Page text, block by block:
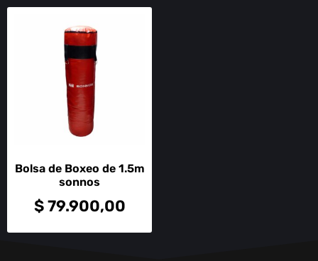
Bolsa de Boxeo de 1.5m
sonnos
$79.900,00